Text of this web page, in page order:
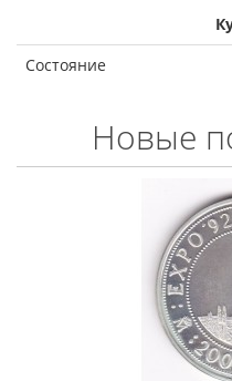
Состояние
Новые